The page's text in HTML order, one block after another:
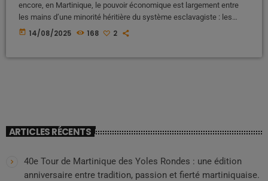
encore, en Martinique, le pouvoir économique est largement entre
les mains d’une minorité héritière du système esclavagiste : les
békés. Face à cette réalité, une question s’impose : comment s’en
today 14/08/2025 168 2
ARTICLES RÉCENTS
40e Tour de Martinique des Yoles Rondes : une édition
anniversaire entre tradition, passion et fierté martiniquaise.